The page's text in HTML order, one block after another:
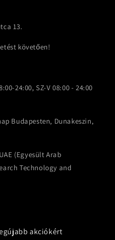
13.
követően!
24:00, SZ-V 08:00 - 24:00
Budapesten, Dunakeszin,
(Egyesült Arab
Technology and
akciókért